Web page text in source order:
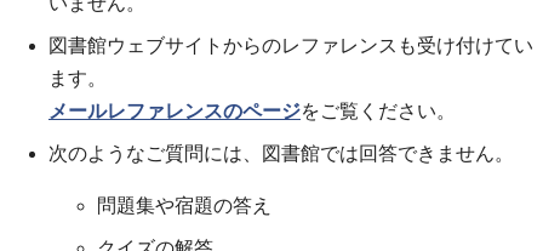
図書館ウェブサイトからのレファレンスも受け付けてい
ます。
メールレファレンスのページをご覧ください。
次のようなご質問には、図書館では回答できません。
問題集や宿題の答え